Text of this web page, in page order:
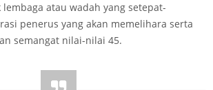
atau wadah yang setepat-
penerus yang akan memelihara serta
semangat nilai-nilai 45.